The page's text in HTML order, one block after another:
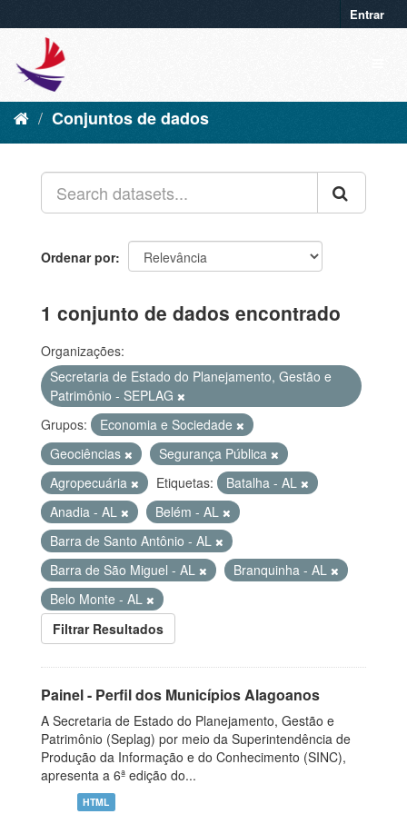
Entrar
Conjuntos de dados
Ordenar por
1 conjunto de dados encontrado
Organizações:
Secretaria de Estado do Planejamento, Gestão e
Patrimônio - SEPLAG
Grupos:
Economia e Sociedade
Geociências
Segurança Pública
Agropecuária
Etiquetas:
Batalha - AL
Anadia - AL
Belém - AL
Barra de Santo Antônio - AL
Barra de São Miguel - AL
Branquinha - AL
Belo Monte - AL
Filtrar Resultados
Painel - Perfil dos Municípios Alagoanos
A Secretaria de Estado do Planejamento, Gestão e
Patrimônio (Seplag) por meio da Superintendência de
Produção da Informação e do Conhecimento (SINC),
apresenta a 6ª edição do...
HTML